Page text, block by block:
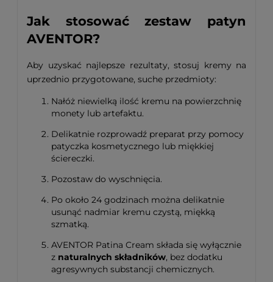
Jak stosować zestaw patyn
AVENTOR?
Aby uzyskać najlepsze rezultaty, stosuj kremy na
uprzednio przygotowane, suche przedmioty:
Nałóż niewielką ilość kremu na powierzchnię
monety lub artefaktu.
Delikatnie rozprowadź preparat przy pomocy
patyczka kosmetycznego lub miękkiej
ściereczki.
Pozostaw do wyschnięcia.
Po około 24 godzinach można delikatnie
usunąć nadmiar kremu czystą, miękką
szmatką.
AVENTOR Patina Cream składa się wyłącznie
z naturalnych składników, bez dodatku
agresywnych substancji chemicznych.